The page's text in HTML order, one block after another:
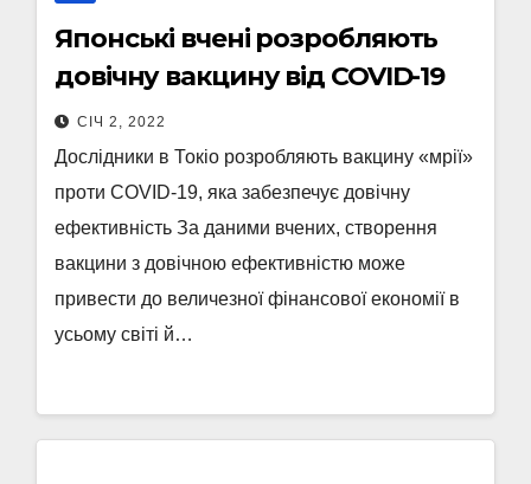
Японські вчені розробляють
довічну вакцину від COVID-19
СІЧ 2, 2022
Дослідники в Токіо розробляють вакцину «мрії»
проти COVID-19, яка забезпечує довічну
ефективність За даними вчених, створення
вакцини з довічною ефективністю може
привести до величезної фінансової економії в
усьому світі й…